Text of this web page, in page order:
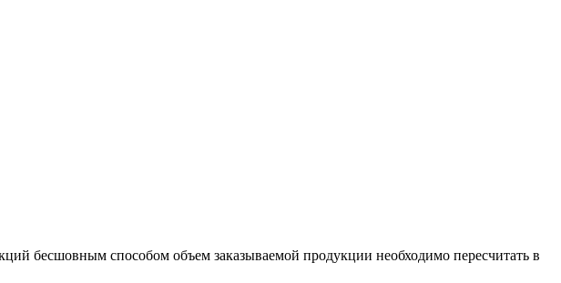
бесшовным способом объем заказываемой продукции необходимо пересчитать в